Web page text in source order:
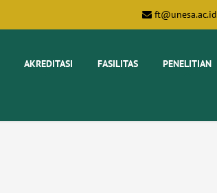
ft@unesa.ac.id
AKREDITASI FASILITAS PENELITIAN